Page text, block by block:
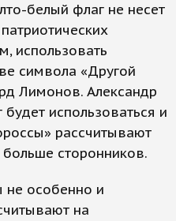
белый флаг не несет
использовать
символа «Другой
Лимонов. Александр
использоваться и
рассчитывают
сторонников.
не особенно и
на